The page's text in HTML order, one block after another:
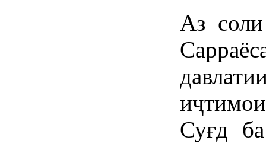
Аз
Суғд